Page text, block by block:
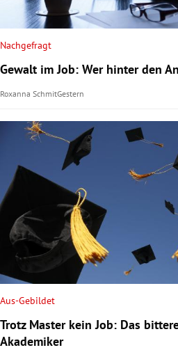
Nachgefragt
Gewalt im Job: Wer hinter den
Roxanna SchmitGestern
Aus-Gebildet
Trotz Master kein Job: Das
Akademiker